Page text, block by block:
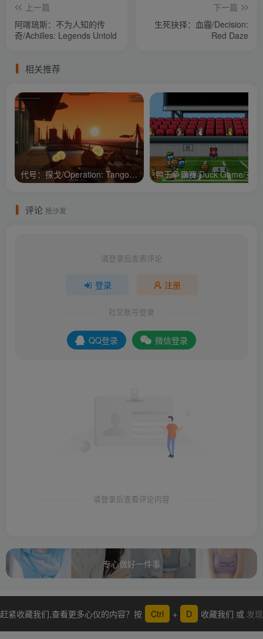
上一篇
阿喀琉斯：不为人知的传
奇/Achilles: Legends Untold
下一篇
生死抉择：血霾/Decision:
Red Daze
相关推荐
代号：探戈/Operation: Tango/支持网络联机
评论 抢沙发
请登录后发表评论
登录 注册
社交账号登录
QQ登录 微信登录
请登录后查看评论内容
专心做好一件事
赶紧收藏我们,查看更多心仪的内容？按 Ctrl + D 收藏我们 或 发现